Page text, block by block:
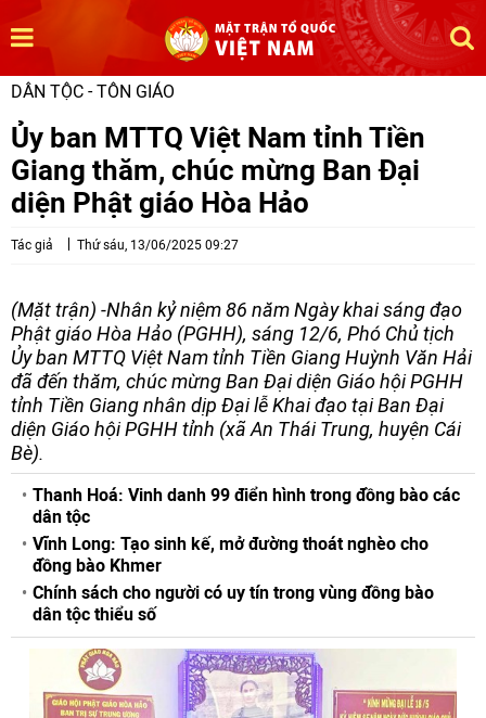
DÂN TỘC - TÔN GIÁO
Ủy ban MTTQ Việt Nam tỉnh Tiền
Giang thăm, chúc mừng Ban Đại
diện Phật giáo Hòa Hảo
Tác giả Thứ sáu, 13/06/2025 09:27
(Mặt trận) -Nhân kỷ niệm 86 năm Ngày khai sáng đạo
Phật giáo Hòa Hảo (PGHH), sáng 12/6, Phó Chủ tịch
Ủy ban MTTQ Việt Nam tỉnh Tiền Giang Huỳnh Văn Hải
đã đến thăm, chúc mừng Ban Đại diện Giáo hội PGHH
tỉnh Tiền Giang nhân dịp Đại lễ Khai đạo tại Ban Đại
diện Giáo hội PGHH tỉnh (xã An Thái Trung, huyện Cái
Bè).
Thanh Hoá: Vinh danh 99 điển hình trong đồng bào các
dân tộc
Vĩnh Long: Tạo sinh kế, mở đường thoát nghèo cho
đồng bào Khmer
Chính sách cho người có uy tín trong vùng đồng bào
dân tộc thiểu số